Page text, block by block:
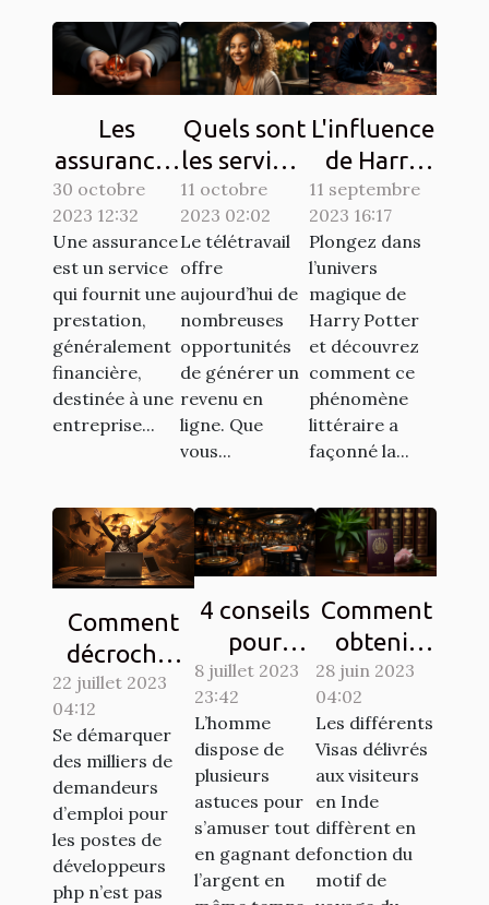
Les
assurances
à souscrire
en France :
lesquelles
sont
exigées ?
30 octobre
2023 12:32
Une assurance
est un service
qui fournit une
prestation,
généralement
financière,
destinée à une
entreprise...
Quels sont
les services
en ligne
pour se
faire de
l'argent en
télétravail
?
11 octobre
2023 02:02
Le télétravail
offre
aujourd’hui de
nombreuses
opportunités
de générer un
revenu en
ligne. Que
vous...
L'influence
de Harry
Potter sur
la culture
populaire à
travers les
chasses au
trésor
11 septembre
2023 16:17
Plongez dans
l’univers
magique de
Harry Potter
et découvrez
comment ce
phénomène
littéraire a
façonné la...
Comment
décrocher
son emploi
de rêve en
tant que
développeur
PHP ?
22 juillet 2023
04:12
Se démarquer
des milliers de
demandeurs
d’emploi pour
les postes de
développeurs
php n’est pas
4 conseils
pour
gagner au
jeu de
casino
aviator
8 juillet 2023
23:42
L’homme
dispose de
plusieurs
astuces pour
s’amuser tout
en gagnant de
l’argent en
Comment
obtenir
son visa
pour
l’inde ?
28 juin 2023
04:02
Les différents
Visas délivrés
aux visiteurs
en Inde
diffèrent en
fonction du
motif de